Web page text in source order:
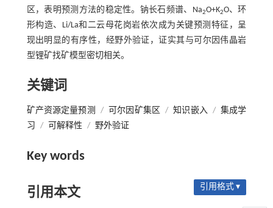
区，表明预测方法的稳定性。钠长石频谱、Na2O+K2O、环
形构造、Li/La和二云母花岗岩依次成为关键预测特征，呈
现出明显的有序性，经野外验证，证实其与可尔因伟晶岩
型锂矿找矿模型密切相关。
关键词
矿产资源定量预测 / 可尔因矿集区 / 知识嵌入 / 集成学
习 / 可解释性 / 野外验证
Key words
引用本文 引用格式 ▾